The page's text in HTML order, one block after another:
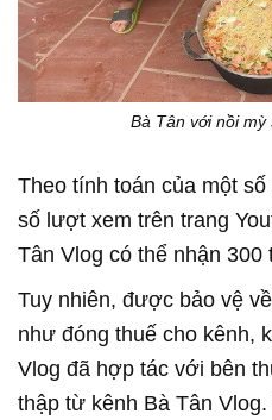
Bà Tân với nồi
Theo tính toán của một
số lượt xem trên trang
Tân Vlog có thể nhận 300
Tuy nhiên, được bảo vệ
như đóng thuế cho kênh,
Vlog đã hợp tác với bên
thập từ kênh Bà Tân